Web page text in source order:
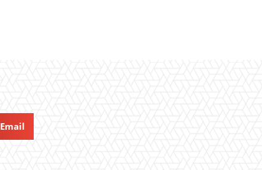
Email